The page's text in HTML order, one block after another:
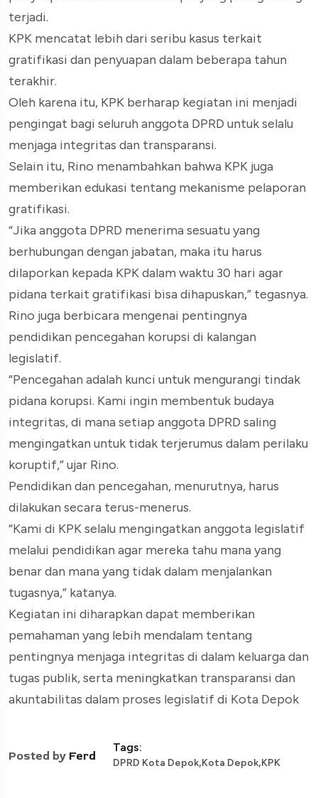
terjadi.
KPK mencatat lebih dari seribu kasus terkait
gratifikasi dan penyuapan dalam beberapa tahun
terakhir.
Oleh karena itu, KPK berharap kegiatan ini menjadi
pengingat bagi seluruh anggota DPRD untuk selalu
menjaga integritas dan transparansi.
Selain itu, Rino menambahkan bahwa KPK juga
memberikan edukasi tentang mekanisme pelaporan
gratifikasi.
“Jika anggota DPRD menerima sesuatu yang
berhubungan dengan jabatan, maka itu harus
dilaporkan kepada KPK dalam waktu 30 hari agar
pidana terkait gratifikasi bisa dihapuskan,” tegasnya.
Rino juga berbicara mengenai pentingnya
pendidikan pencegahan korupsi di kalangan
legislatif.
“Pencegahan adalah kunci untuk mengurangi tindak
pidana korupsi. Kami ingin membentuk budaya
integritas, di mana setiap anggota DPRD saling
mengingatkan untuk tidak terjerumus dalam perilaku
koruptif,” ujar Rino.
Pendidikan dan pencegahan, menurutnya, harus
dilakukan secara terus-menerus.
“Kami di KPK selalu mengingatkan anggota legislatif
melalui pendidikan agar mereka tahu mana yang
benar dan mana yang tidak dalam menjalankan
tugasnya,” katanya.
Kegiatan ini diharapkan dapat memberikan
pemahaman yang lebih mendalam tentang
pentingnya menjaga integritas di dalam keluarga dan
tugas publik, serta meningkatkan transparansi dan
akuntabilitas dalam proses legislatif di Kota Depok
Posted by Ferd
Tags:
DPRD Kota Depok,Kota Depok,KPK